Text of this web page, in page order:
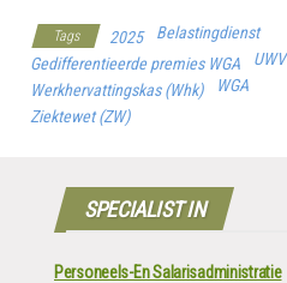
Tags 2025
Belastingdienst
Gedifferentieerde premies WGA
UWV
Werkhervattingskas (Whk)
WGA
Ziektewet (ZW)
SPECIALIST IN
Personeels-En Salarisadministratie